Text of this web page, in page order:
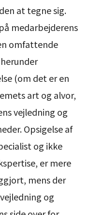
at tegne sig.
medarbejderens
omfattende
(om det er en
art og alvor,
vejledning og
Opsigelse af
og ikke
er mere
mens der
og